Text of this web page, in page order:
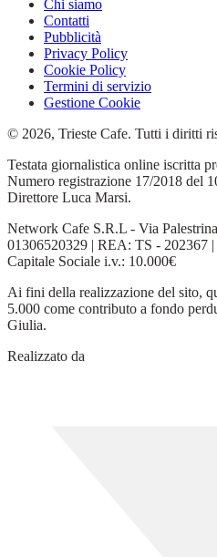
Chi siamo
Contatti
Pubblicità
Privacy Policy
Cookie Policy
Termini di servizio
Gestione Cookie
© 2026, Trieste Cafe. Tutti i diritti
Testata giornalistica online iscritta
Numero registrazione 17/2018 del
Direttore Luca Marsi.
Network Cafe S.R.L - Via
01306520329 | REA: TS - 202367 |
Capitale Sociale i.v.: 10.000€
Ai fini della realizzazione del sito,
5.000 come contributo a fondo
Giulia.
Realizzato da